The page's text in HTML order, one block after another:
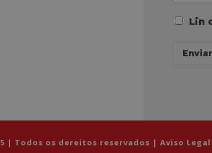
A
Lin
Enviar
| Todos os dereitos reservados | Aviso